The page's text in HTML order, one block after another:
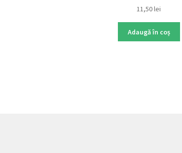
11,50lei
Adaugă în coș